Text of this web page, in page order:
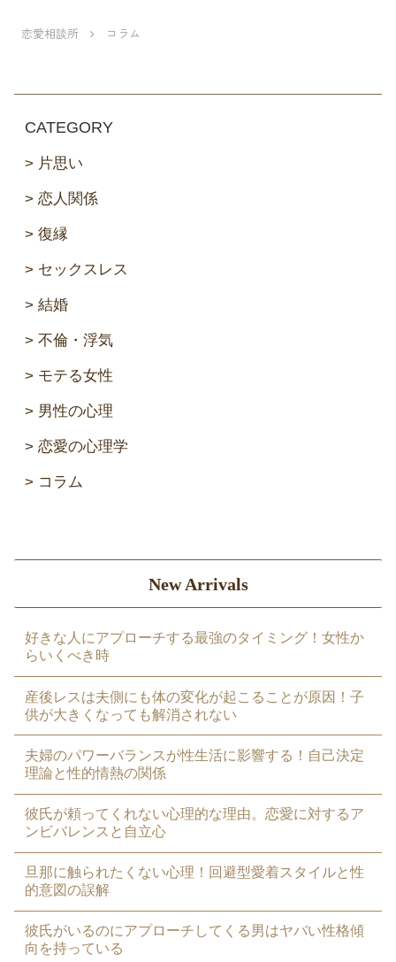
恋愛相談所 コラム
CATEGORY
片思い
恋人関係
復縁
セックスレス
結婚
不倫・浮気
モテる女性
男性の心理
恋愛の心理学
コラム
New Arrivals
好きな人にアプローチする最強のタイミング！女性か
らいくべき時
産後レスは夫側にも体の変化が起こることが原因！子
供が大きくなっても解消されない
夫婦のパワーバランスが性生活に影響する！自己決定
理論と性的情熱の関係
彼氏が頼ってくれない心理的な理由。恋愛に対するア
ンビバレンスと自立心
旦那に触られたくない心理！回避型愛着スタイルと性
的意図の誤解
彼氏がいるのにアプローチしてくる男はヤバい性格傾
向を持っている